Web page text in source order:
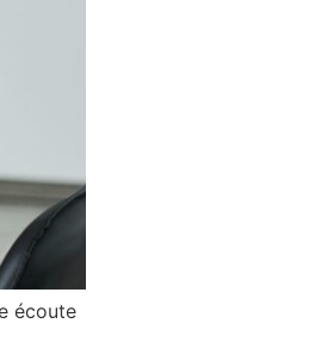
écoute